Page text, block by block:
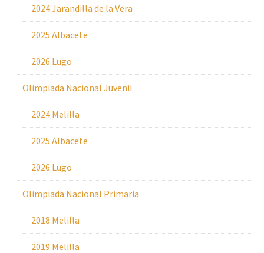
2024 Jarandilla de la Vera
2025 Albacete
2026 Lugo
Olimpiada Nacional Juvenil
2024 Melilla
2025 Albacete
2026 Lugo
Olimpiada Nacional Primaria
2018 Melilla
2019 Melilla